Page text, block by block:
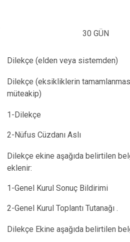
30 GÜN
Dilekçe (elden veya sistemden)
Dilekçe (eksikliklerin
müteakip)
1-Dilekçe
2-Nüfus Cüzdanı Aslı
Dilekçe ekine aşağıda belirtilen
eklenir:
1-Genel Kurul Sonuç Bildirimi
2-Genel Kurul Toplantı Tutanağı .
Dilekçe Ekine aşağıda belirtilen